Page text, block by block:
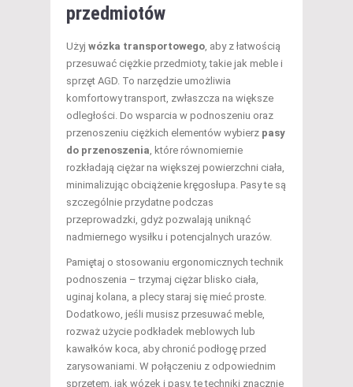
przedmiotów
Użyj wózka transportowego, aby z łatwością
przesuwać ciężkie przedmioty, takie jak meble i
sprzęt AGD. To narzędzie umożliwia
komfortowy transport, zwłaszcza na większe
odległości. Do wsparcia w podnoszeniu oraz
przenoszeniu ciężkich elementów wybierz pasy
do przenoszenia, które równomiernie
rozkładają ciężar na większej powierzchni ciała,
minimalizując obciążenie kręgosłupa. Pasy te są
szczególnie przydatne podczas
przeprowadzki, gdyż pozwalają uniknąć
nadmiernego wysiłku i potencjalnych urazów.
Pamiętaj o stosowaniu ergonomicznych technik
podnoszenia – trzymaj ciężar blisko ciała,
uginaj kolana, a plecy staraj się mieć proste.
Dodatkowo, jeśli musisz przesuwać meble,
rozważ użycie podkładek meblowych lub
kawałków koca, aby chronić podłogę przed
zarysowaniami. W połączeniu z odpowiednim
sprzętem, jak wózek i pasy, te techniki znacznie